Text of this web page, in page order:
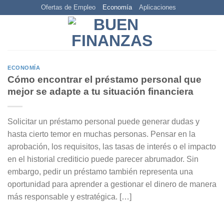
Ofertas de Empleo Economía Aplicaciones
ECONOMÍA
Cómo encontrar el préstamo personal que
mejor se adapte a tu situación financiera
Solicitar un préstamo personal puede generar dudas y
hasta cierto temor en muchas personas. Pensar en la
aprobación, los requisitos, las tasas de interés o el impacto
en el historial crediticio puede parecer abrumador. Sin
embargo, pedir un préstamo también representa una
oportunidad para aprender a gestionar el dinero de manera
más responsable y estratégica. […]